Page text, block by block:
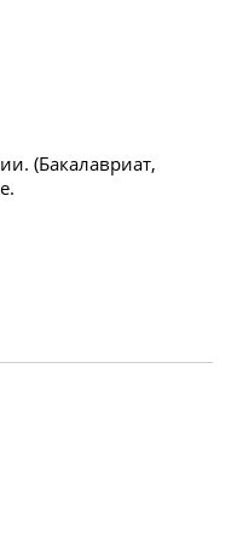
(Бакалавриат,